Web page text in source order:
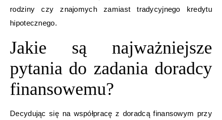
rodziny czy znajomych zamiast tradycyjnego kredytu
hipotecznego.
Jakie są najważniejsze
pytania do zadania doradcy
finansowemu?
Decydując się na współpracę z doradcą finansowym przy